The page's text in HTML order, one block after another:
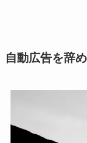
自動広告を辞